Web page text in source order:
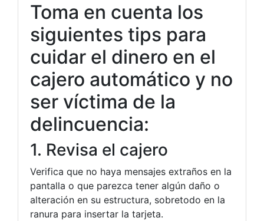
Toma en cuenta los
siguientes tips para
cuidar el dinero en el
cajero automático y no
ser víctima de la
delincuencia:
1. Revisa el cajero
Verifica que no haya mensajes extraños en la
pantalla o que parezca tener algún daño o
alteración en su estructura, sobretodo en la
ranura para insertar la tarjeta.